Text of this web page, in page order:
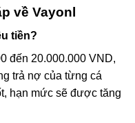
về Vayonl
tiền?
đến 20.000.000 VND,
trả nợ của từng cá
hạn mức sẽ được tăng